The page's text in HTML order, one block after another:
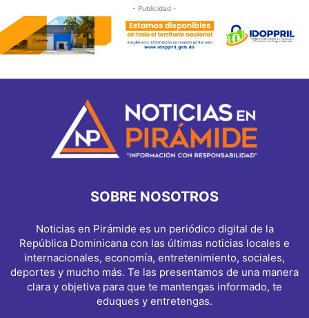
- Publicidad -
SOBRE NOSOTROS
Noticias en Pirámide es un periódico digital de la
República Dominicana con las últimas noticias locales e
internacionales, economía, entretenimiento, sociales,
deportes y mucho más. Te las presentamos de una manera
clara y objetiva para que te mantengas informado, te
eduques y entretengas.